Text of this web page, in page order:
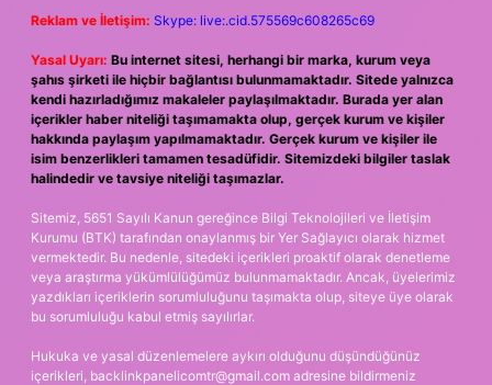
Reklam ve İletişim: Skype: live:.cid.575569c608265c69
Yasal Uyarı: Bu internet sitesi, herhangi bir marka, kurum veya
şahıs şirketi ile hiçbir bağlantısı bulunmamaktadır. Sitede yalnızca
kendi hazırladığımız makaleler paylaşılmaktadır. Burada yer alan
içerikler haber niteliği taşımamakta olup, gerçek kurum ve kişiler
hakkında paylaşım yapılmamaktadır. Gerçek kurum ve kişiler ile
isim benzerlikleri tamamen tesadüfidir. Sitemizdeki bilgiler taslak
halindedir ve tavsiye niteliği taşımazlar.
Sitemiz, 5651 Sayılı Kanun gereğince Bilgi Teknolojileri ve İletişim
Kurumu (BTK) tarafından onaylanmış bir Yer Sağlayıcı olarak hizmet
vermektedir. Bu nedenle, sitedeki içerikleri proaktif olarak denetleme
veya araştırma yükümlülüğümüz bulunmamaktadır. Ancak, üyelerimiz
yazdıkları içeriklerin sorumluluğunu taşımakta olup, siteye üye olarak
bu sorumluluğu kabul etmiş sayılırlar.
Hukuka ve yasal düzenlemelere aykırı olduğunu düşündüğünüz
içerikleri, backlinkpanelicomtr@gmail.com adresine bildirmeniz